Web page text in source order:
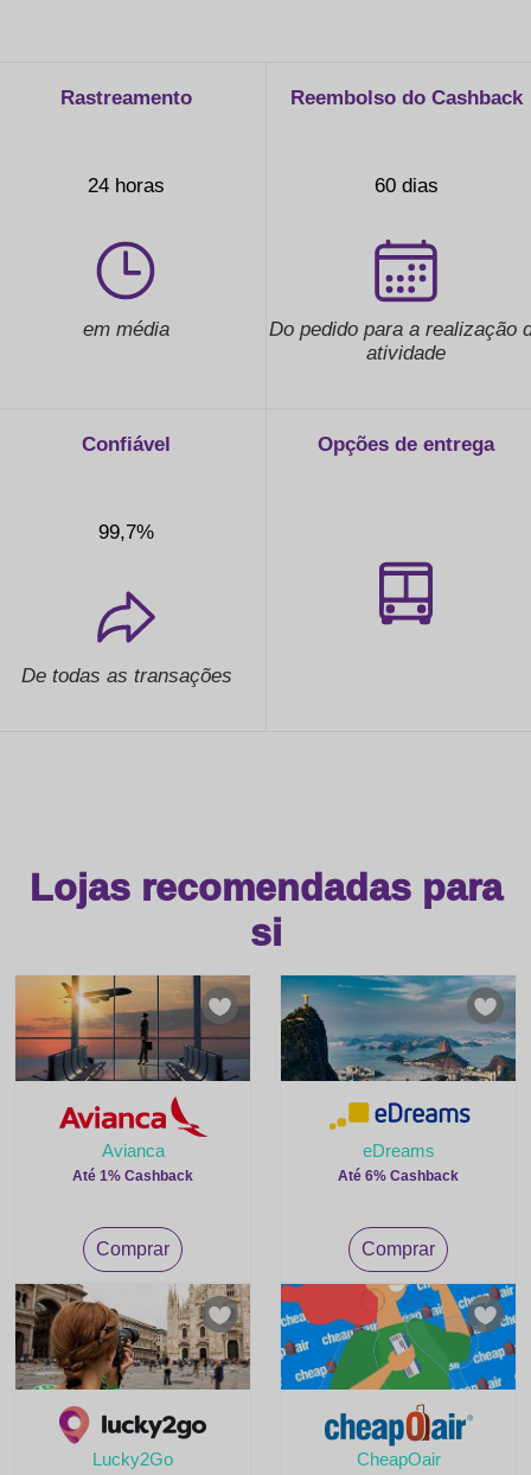
Rastreamento
24 horas
em média
Reembolso do Cashback
60 dias
Do pedido para a realização
atividade
Confiável
99,7%
De todas as transações
Opções de entrega
Lojas recomendadas para
si
Avianca
Até 1% Cashback
Comprar
eDreams
Até 6% Cashback
Comprar
Lucky2Go CheapOair